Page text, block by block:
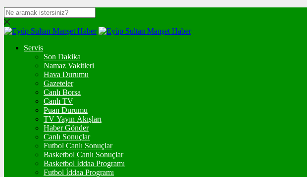
Servis
Son Dakika
Namaz Vakitleri
Hava Durumu
Gazeteler
Canlı Borsa
Canlı TV
Puan Durumu
TV Yayın Akışları
Haber Gönder
Canlı Sonuçlar
Futbol Canlı Sonuçlar
Basketbol Canlı Sonuçlar
Basketbol İddaa Programı
Futbol İddaa Programı